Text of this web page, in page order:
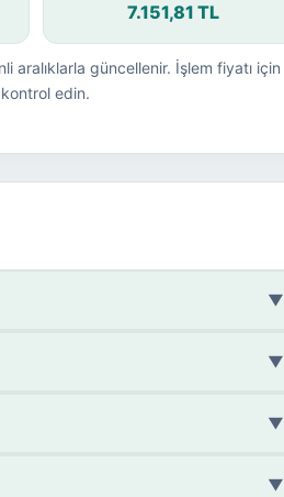
7.151,81 TL
aralıklarla güncellenir. İşlem fiyatı için
kontrol edin.
▼
▼
▼
▼